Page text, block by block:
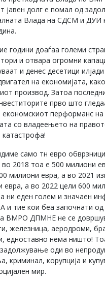
јавен долг е помал од
Влада на СДСМ и ДУИ
години доаѓаа големи
и отвара огромни
и денес десетици илјади
на економијата,
производ. Затоа
прво што
економскиот перформанс
со владеењето на
катастрофа!
само тн евро
во 2018 тоа е 500 милиони
милиони евра, а во 2021
евра, а во 2022 цели 600
ни еден голем и значаен
и тие кои беа започнати
ВМРО ДПМНЕ не се
железница, аеродроми,
едноставно нема ништо!
оди во
криминал, корупција и
мир.